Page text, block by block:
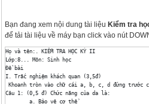
Bạn đang xem nội dung tài liệu Kiểm tra
để tải tài liệu về máy bạn click vào nút
Họ và tên:. KIỂM TRA HỌC KỲ II
Lớp:8... Môn: Sinh học
Đề bài
I. Trắc nghiệm khách quan (3,5đ)
Khoanh tròn vào chữ cái a, b, c, d đứng trước
Câu 1: (0,5 đ) Chức năng của da là:
	a. Bảo vệ cơ thể